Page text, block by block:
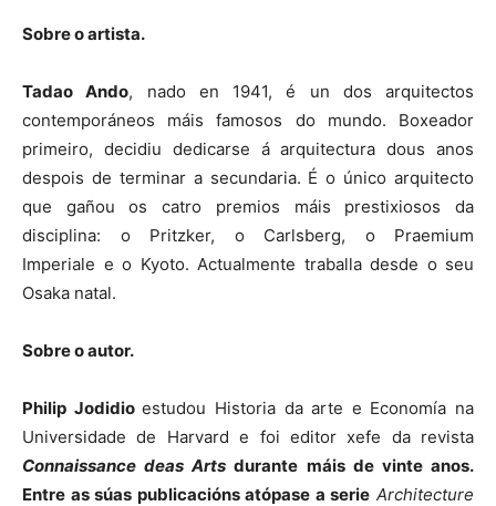
Sobre o artista.
Tadao Ando, nado en 1941, é un dos arquitectos
contemporáneos máis famosos do mundo. Boxeador
primeiro, decidiu dedicarse á arquitectura dous anos
despois de terminar a secundaria. É o único arquitecto
que gañou os catro premios máis prestixiosos da
disciplina: o Pritzker, o Carlsberg, o Praemium
Imperiale e o Kyoto. Actualmente traballa desde o seu
Osaka natal.
Sobre o autor.
Philip Jodidioestudou Historia da arte e Economía na
Universidade de Harvard e foi editor xefe da revista
Connaissance deas Arts durante máis de vinte anos.
Entre as súas publicacións atópase a serie Architecture